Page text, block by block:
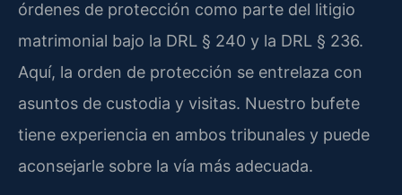
órdenes de protección como parte del litigio
matrimonial bajo la DRL § 240 y la DRL § 236.
Aquí, la orden de protección se entrelaza con
asuntos de custodia y visitas. Nuestro bufete
tiene experiencia en ambos tribunales y puede
aconsejarle sobre la vía más adecuada.